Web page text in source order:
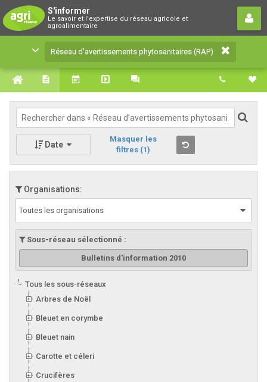
S'informer
Le savoir et l'expertise du réseau agricole et
agroalimentaire
Réseau d’avertissements
phytosanitaires (RAP)
Le savoir et l'expertise du réseau agricole et
agroalimentaire
Réseau d’avertissements phytosanitaires (RAP)
Date
Masquer les
filtres (1)
Organisations:
Toutes les organisations
Sous-réseau sélectionné :
Bulletins d'information 2010
Tous les sous-réseaux
Arbres de Noël
Bleuet en corymbe
Bleuet nain
Carotte et céleri
Crucifères